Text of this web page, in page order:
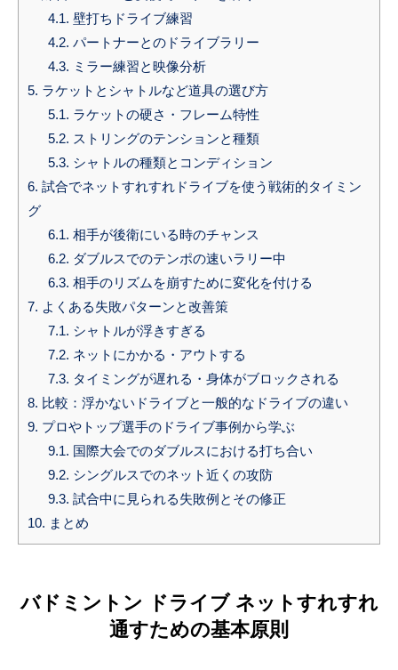
4.1. 壁打ちドライブ練習
4.2. パートナーとのドライブラリー
4.3. ミラー練習と映像分析
5. ラケットとシャトルなど道具の選び方
5.1. ラケットの硬さ・フレーム特性
5.2. ストリングのテンションと種類
5.3. シャトルの種類とコンディション
6. 試合でネットすれすれドライブを使う戦術的タイミン
グ
6.1. 相手が後衛にいる時のチャンス
6.2. ダブルスでのテンポの速いラリー中
6.3. 相手のリズムを崩すために変化を付ける
7. よくある失敗パターンと改善策
7.1. シャトルが浮きすぎる
7.2. ネットにかかる・アウトする
7.3. タイミングが遅れる・身体がブロックされる
8. 比較：浮かないドライブと一般的なドライブの違い
9. プロやトップ選手のドライブ事例から学ぶ
9.1. 国際大会でのダブルスにおける打ち合い
9.2. シングルスでのネット近くの攻防
9.3. 試合中に見られる失敗例とその修正
10. まとめ
バドミントン ドライブ ネットすれすれ
通すための基本原則